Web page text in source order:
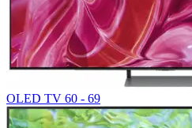
OLED TV 60 - 69